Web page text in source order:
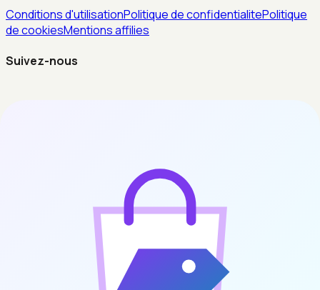
Conditions d'utilisationPolitique de confidentialitePolitique
de cookiesMentions affilies
Suivez-nous